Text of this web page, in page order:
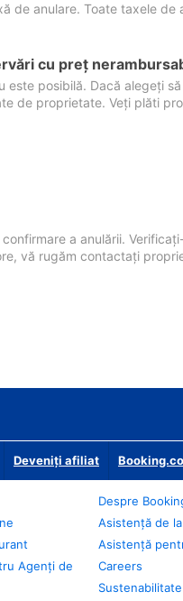
de anulare. Toate taxele de
cu preţ
este posibilă. Dacă alegeți
de proprietate. Veți plăti
a anulării.
vă rugăm contactați
Deveniţi afiliat
Agenți de
Despre
Asistență de
Asistență
Careers
Sustenabilitate